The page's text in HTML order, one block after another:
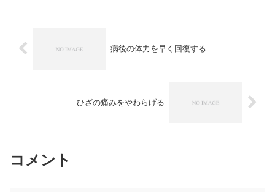
病後の体力を早く回復する
ひざの痛みをやわらげる
コメント